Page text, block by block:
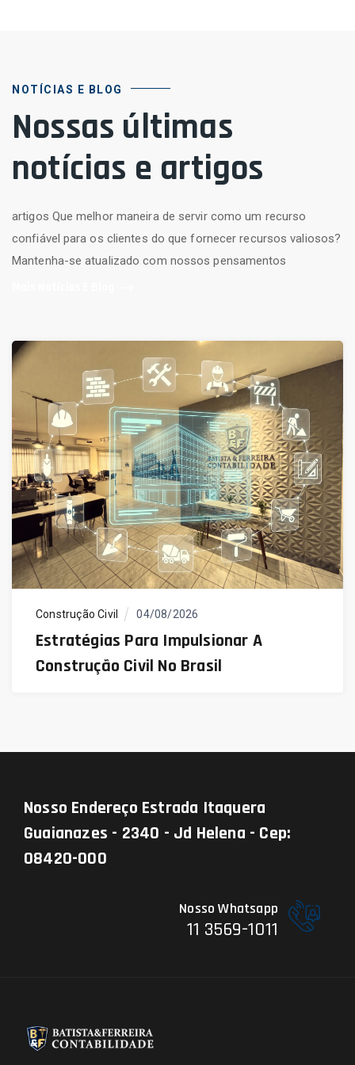
NOTÍCIAS E BLOG
Nossas últimas
notícias e artigos
artigos Que melhor maneira de servir como um recurso
confiável para os clientes do que fornecer recursos valiosos?
Mantenha-se atualizado com nossos pensamentos
Construção Civil 04/08/2026
Estratégias Para Impulsionar A
Construção Civil No Brasil
Nosso Endereço Estrada Itaquera
Guaianazes - 2340 - Jd Helena - Cep:
08420-000
Nosso Whatsapp
11 3569-1011